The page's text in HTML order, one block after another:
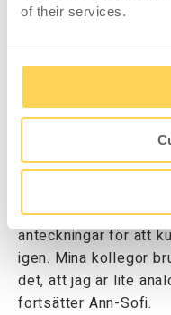
of their services.
berättar Ann-Sofi.
Vidare beskriver Fia
det händer nya,
åker listorna fram.
– Det ligger alltid ett
framför mig på
att skriva ner saker
anteckningar för att
igen. Mina kollegor
det, att jag är lite
fortsätter Ann-Sofi.